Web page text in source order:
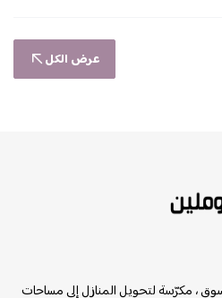
عرض الكل
، مكرّسة لتحويل المنازل إلى مساحات